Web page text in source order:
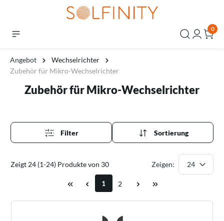
0
Angebot
Wechselrichter
Zubehör für Mikro-Wechselrichter
Zubehör für Mikro-Wechselrichter
Filter Sortierung
Zeigt 24 (1-24) Produkte von 30 Zeigen:
1 2